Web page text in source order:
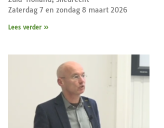
Zaterdag 7 en zondag 8 maart 2026
Lees verder »